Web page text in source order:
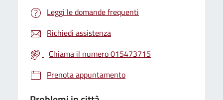
Leggi le domande frequenti
Richiedi assistenza
Chiama il numero 015473715
Prenota appuntamento